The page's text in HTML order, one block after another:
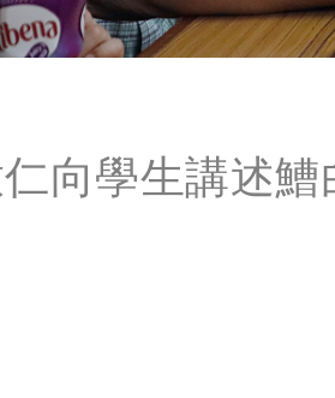
向學生講述